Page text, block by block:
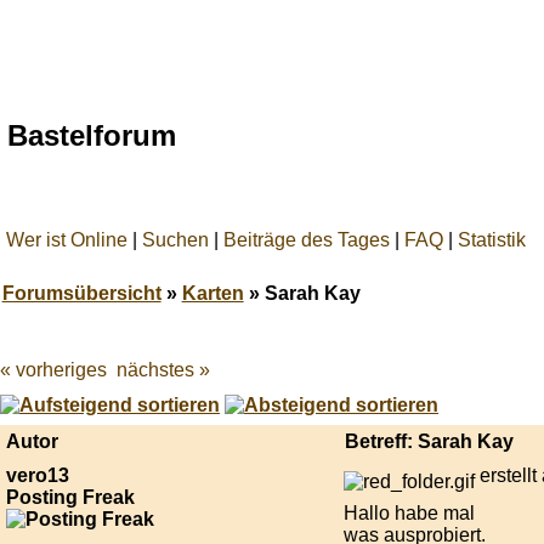
Bastelforum
Wer ist Online Suchen Beiträge des Tages FAQ Statistik
Forumsübersicht» Karten » Sarah Kay
Best
online
live
casino
« vorheriges nächstes »
Autor
Betreff: Sarah Kay
vero13
Posting Freak
erstellt
Hallo habe mal
was ausprobiert.